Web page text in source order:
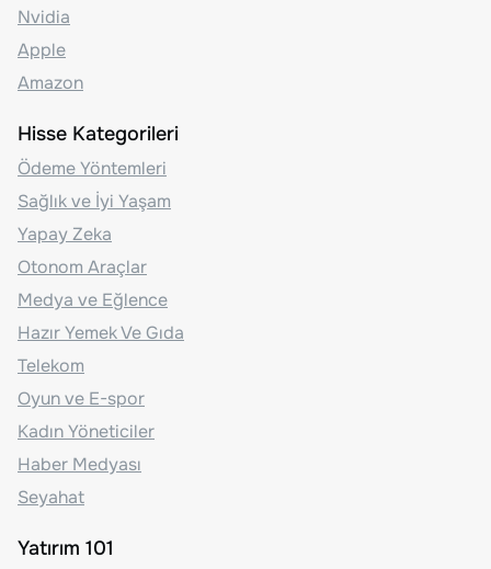
Nvidia
Apple
Amazon
Hisse Kategorileri
Ödeme Yöntemleri
Sağlık ve İyi Yaşam
Yapay Zeka
Otonom Araçlar
Medya ve Eğlence
Hazır Yemek Ve Gıda
Telekom
Oyun ve E-spor
Kadın Yöneticiler
Haber Medyası
Seyahat
Yatırım 101